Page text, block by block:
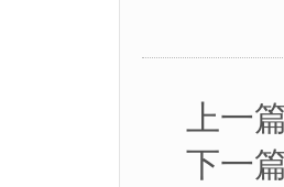
上一
下一